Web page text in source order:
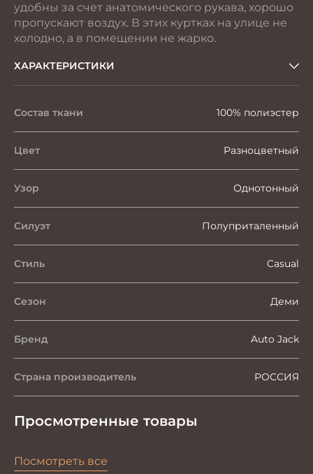
удобны за счет анатомического рукава, хорошо
пропускают воздух. В этих куртках на улице не
холодно, а в помещении не жарко.
ХАРАКТЕРИСТИКИ
Состав ткани 100% полиэстер
Цвет Разноцветный
Узор Однотонный
Силуэт Полуприталенный
Стиль Casual
Сезон Деми
Бренд Auto Jack
Страна производитель РОССИЯ
Просмотренные товары
Посмотреть все